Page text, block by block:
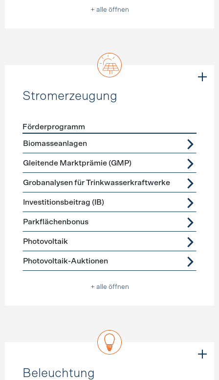
+ alle öffnen
Stromerzeugung
Förderprogramme
Förderprogramm
Biomasseanlagen
Gleitende Marktprämie (GMP)
Grobanalysen für Trinkwasserkraftwerke
Investitionsbeitrag (IB)
Parkflächenbonus
Photovoltaik
Photovoltaik-Auktionen
+ alle öffnen
Beleuchtung